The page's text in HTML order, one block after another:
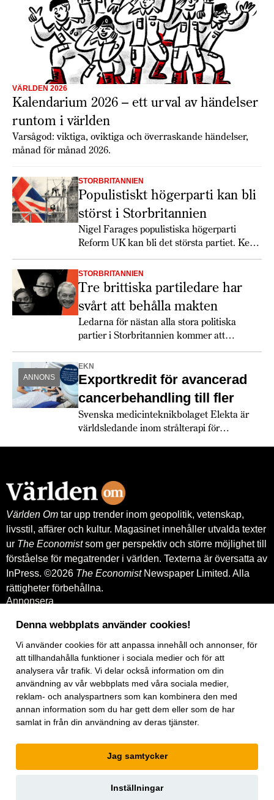
VÄRLDEN 2026
Kalendarium 2026 – ett urval av händelser
runtom i världen
Varsågod: viktiga, oviktiga och överraskande händelser,
månad för månad 2026.
STORBRITANNIEN
Populistiskt högerparti kan bli
störst i Storbritannien
Nigel Farages populistiska högerparti
Reform UK kan bli det största partiet. Keir
soffliggarna blir aktiva.
STORBRITANNIEN
Tre brittiska partiledare har
svårt att behålla makten
Ledarna för nästan alla stora politiska
partier i Storbritannien kommer att
ANNONS
EKN
Exportkredit för avancerad
cancerbehandling till fler
Svenska medicinteknikbolaget Elekta är
världsledande inom strålterapi för
Exportkreditnämnden, EKN.
Världen Om tar upp trender inom geopolitik, vetenskap,
livsstil, affärer och kultur. Magasinet innehåller utvalda texter
ur The Economistsom ger perspektiv och större möjlighet till
förståelse för megatrender i världen. Texterna är översatta av
InPress. ©2026 The EconomistNewspaper Limited. Alla
rättigheter förbehållna.
Annonsera
Kontakt
Köp tidigare nummer
www.inpress.com
E-tidningen
Om cookies
Vår integritetspolicy
Prenumerationsvillkor
E-tidningen
Facebook
Linkedin
Denna webbplats använder cookies!
Vi använder cookiesför att anpassa innehåll och annonser, för
att tillhandahålla funktioner i sociala medier och för att
analysera vår trafik. Vi delar också information om din
användning av vår webbplats med våra sociala medier,
reklam- och analyspartners som kan kombinera den med
annan information som du har gett dem eller som de har
samlat in från din användning av deras tjänster.
Jag samtycker
Inställningar